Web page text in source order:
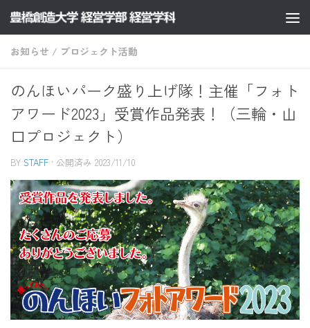
コンテンツへスキップ
お知らせ / プロジェクト活動
のんほいパーク盛り上げ隊！主催「フォト
アワード2023」受賞作品発表！（三輪・山
口プロジェクト）
BY STAFF · 公開済み 2023/11/10